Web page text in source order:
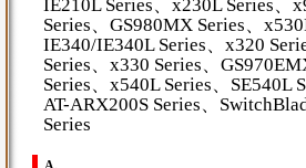
IE210L Series、x230L Series、
Series、GS980MX Series、
IE340/IE340L Series、x320
Series、x330 Series、
Series、x540L Series、SE540L
AT-ARX200S Series、
Series